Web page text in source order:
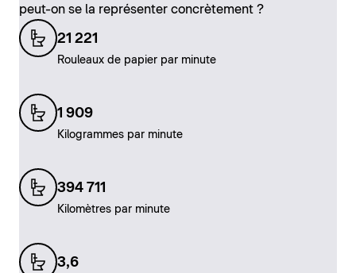
peut-on se la représenter concrètement ?
21 221
Rouleaux de papier par minute
1 909
Kilogrammes par minute
394 711
Kilomètres par minute
3,6